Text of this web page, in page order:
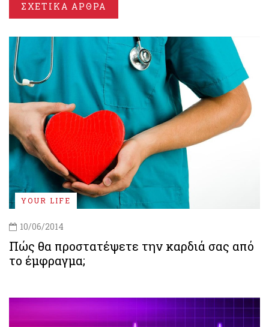
ΣΧΕΤΙΚΑ ΑΡΘΡΑ
YOUR LIFE
10/06/2014
Πώς θα προστατέψετε την καρδιά σας από
το έμφραγμα;